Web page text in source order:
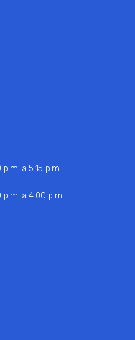
a 5:15 p.m.
p.m. a 4:00 p.m.